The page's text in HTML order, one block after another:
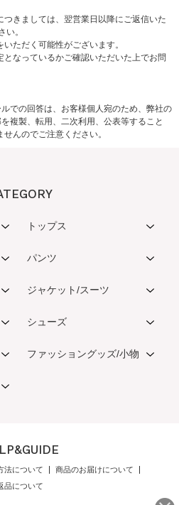
きましては、翌営業日以降にご返信いた
い。
ただく可能性がございます。
なっているかご確認いただいた上でお問
での回答は、お客様個人宛のため、弊社の
複製、転用、二次利用、公表等すること
んのでご注意ください。
トップス
パンツ
ジャケット/スーツ
シューズ
ファッショングッズ/小物
法について
商品のお届けについて
品について